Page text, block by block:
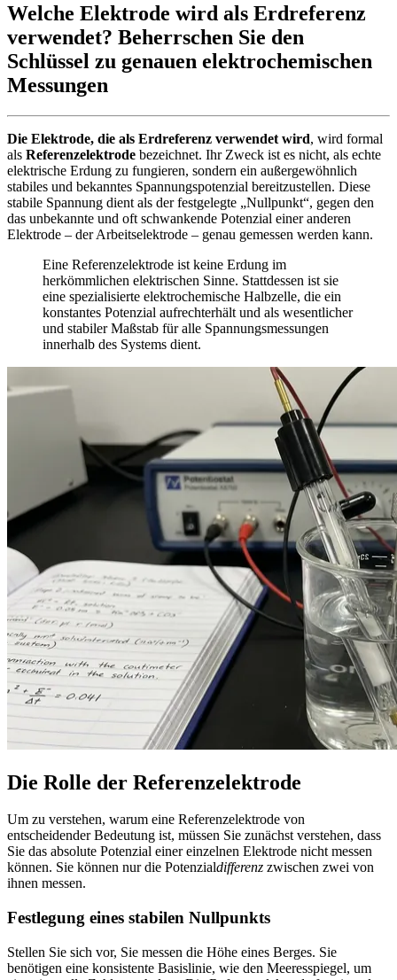
Welche Elektrode wird als Erdreferenz
verwendet? Beherrschen Sie den
Schlüssel zu genauen elektrochemischen
Messungen
Die Elektrode, die als Erdreferenz verwendet wird, wird formal
als Referenzelektrode bezeichnet. Ihr Zweck ist es nicht, als echte
elektrische Erdung zu fungieren, sondern ein außergewöhnlich
stabiles und bekanntes Spannungspotenzial bereitzustellen. Diese
stabile Spannung dient als der festgelegte „Nullpunkt“, gegen den
das unbekannte und oft schwankende Potenzial einer anderen
Elektrode – der Arbeitselektrode – genau gemessen werden kann.
Eine Referenzelektrode ist keine Erdung im
herkömmlichen elektrischen Sinne. Stattdessen ist sie
eine spezialisierte elektrochemische Halbzelle, die ein
konstantes Potenzial aufrechterhält und als wesentlicher
und stabiler Maßstab für alle Spannungsmessungen
innerhalb des Systems dient.
Die Rolle der Referenzelektrode
Um zu verstehen, warum eine Referenzelektrode von
entscheidender Bedeutung ist, müssen Sie zunächst verstehen, dass
Sie das absolute Potenzial einer einzelnen Elektrode nicht messen
können. Sie können nur die Potenzialdifferenz zwischen zwei von
ihnen messen.
Festlegung eines stabilen Nullpunkts
Stellen Sie sich vor, Sie messen die Höhe eines Berges. Sie
benötigen eine konsistente Basislinie, wie den Meeresspiegel, um